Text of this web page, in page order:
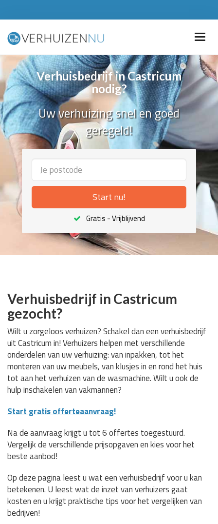
Verhuisbedrijf in Castricum
nodig?
Uw verhuizing snel en goed
geregeld!
Start nu!
Gratis - Vrijblijvend
Verhuisbedrijf in Castricum
gezocht?
Wilt u zorgeloos verhuizen? Schakel dan een verhuisbedrijf
uit Castricum in! Verhuizers helpen met verschillende
onderdelen van uw verhuizing: van inpakken, tot het
monteren van uw meubels, van klusjes in en rond het huis
tot aan het verhuizen van de wasmachine. Wilt u ook de
hulp inschakelen van vakmannen?
Start gratis offerteaanvraag!
Na de aanvraag krijgt u tot 6 offertes toegestuurd.
Vergelijk de verschillende prijsopgaven en kies voor het
beste aanbod!
Op deze pagina leest u wat een verhuisbedrijf voor u kan
betekenen. U leest wat de inzet van verhuizers gaat
kosten en u krijgt praktische tips voor het vergelijken van
bedrijven!